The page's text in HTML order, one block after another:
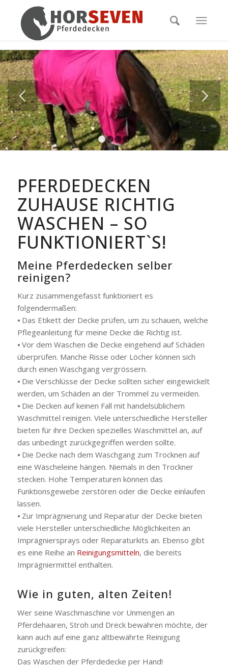
Weiter
1 2 3 4
PFERDEDECKEN
ZUHAUSE RICHTIG
WASCHEN – SO
FUNKTIONIERT`S!
Meine Pferdedecken selber
reinigen?
Kurz zusammengefasst funktioniert es
folgendermaßen:
⦁ Das Etikett der Decke prüfen, um zu schauen, welche
Pflegeanleitung für meine Decke die Richtig ist.
⦁ Vor dem Waschen die Decke eingehend auf Schäden
überprüfen. Manche Risse oder Löcher können sich
durch einen Waschgang vergrössern.
⦁ Die Verschlüsse der Decke sollten sicher eingewickelt
werden, um Schäden an der Trommel zu vermeiden.
⦁ Die Decken auf keinen Fall mit handelsüblichem
Waschmittel reinigen. Viele unterschiedliche Hersteller
bieten für ihre Decken spezielles Waschmittel an, auf
das unbedingt zurückgegriffen werden sollte.
⦁ Die Decke nach dem Waschgang zum Trocknen auf
eine Wäscheleine hängen. Niemals in den Trockner
stecken. Hohe Temperaturen können das
Funktionsgewebe zerstören oder die Decke einlaufen
lassen.
⦁ Zur Imprägnierung und Reparatur der Decke bieten
viele Hersteller unterschiedliche Möglichkeiten an
Imprägniersprays oder Reparaturkits an. Ebenso gibt
es eine Reihe an Reinigungsmitteln, die bereits
Imprägniermittel enthalten.
Wie in guten, alten Zeiten!
Wer seine Waschmaschine vor Unmengen an
Pferdehaaren, Stroh und Dreck bewahren möchte, der
kann auch auf eine ganz altbewährte Reinigung
zurückgreifen:
Das Waschen der Pferdedecke per Hand!